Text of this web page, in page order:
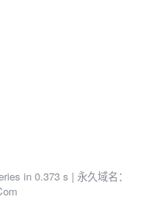
in 0.373 s | 永久域名：